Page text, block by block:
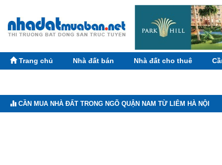
Trang chủ Nhà đất bán Nhà đất cho thuê
CẦN MUA NHÀ ĐẤT TRONG NGÕ QUẬN NAM TỪ LIÊM HÀ NỘI